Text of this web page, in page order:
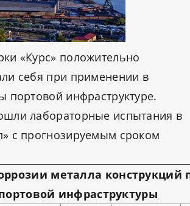
«Курс» положительно
себя при применении в
портовой инфраструктуре.
лабораторные испытания в
с прогнозируемым сроком
металла конструкций
инфраструктуры